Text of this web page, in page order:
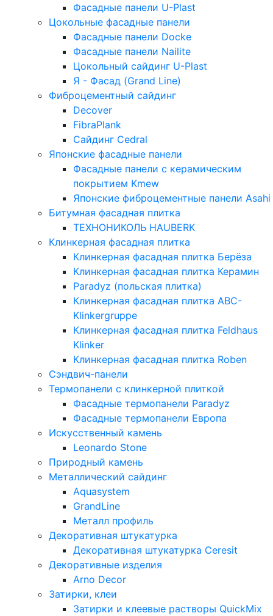
Фасадные панели U-Plast
Цокольные фасадные панели
Фасадные панели Docke
Фасадные панели Nailite
Цокольный сайдинг U-Plast
Я - Фасад (Grand Line)
Фиброцементный сайдинг
Decover
FibraPlank
Сайдинг Cedral
Японские фасадные панели
Фасадные панели с керамическим
покрытием Kmew
Японские фиброцементные панели Asahi
Битумная фасадная плитка
ТЕХНОНИКОЛЬ HAUBERK
Клинкерная фасадная плитка
Клинкерная фасадная плитка Берёза
Клинкерная фасадная плитка Керамин
Paradyz (польская плитка)
Клинкерная фасадная плитка ABC-
Klinkergruppe
Клинкерная фасадная плитка Feldhaus
Klinker
Клинкерная фасадная плитка Roben
Сэндвич-панели
Термопанели с клинкерной плиткой
Фасадные термопанели Paradyz
Фасадные термопанели Европа
Искусственный камень
Leonardo Stone
Природный камень
Металлический сайдинг
Aquasystem
GrandLine
Металл профиль
Декоративная штукатурка
Декоративная штукатурка Ceresit
Декоративные изделия
Arno Decor
Затирки, клеи
Затирки и клеевые растворы QuickMix